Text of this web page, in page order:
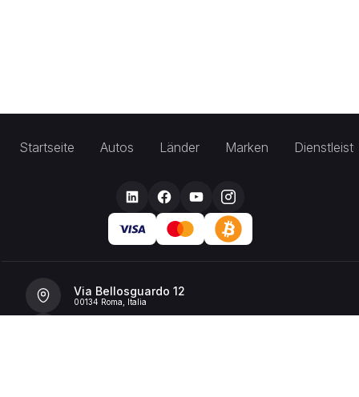
Startseite Autos Länder Marken
Via Bellosguardo 12
00134 Roma, Italia